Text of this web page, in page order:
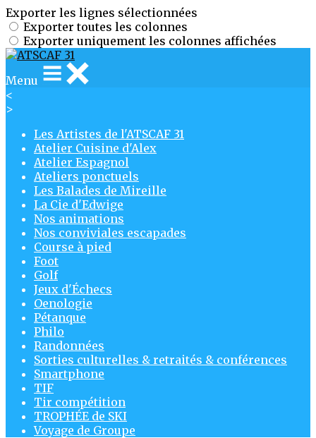
Exporter les lignes sélectionnées
Exporter toutes les colonnes
Exporter uniquement les colonnes affichées
Menu
<
>
Les Artistes de l'ATSCAF 31
Atelier Cuisine d'Alex
Atelier Espagnol
Ateliers ponctuels
Les Balades de Mireille
La Cie d'Edwige
Nos animations
Nos conviviales escapades
Course à pied
Foot
Golf
Jeux d'Échecs
Oenologie
Pétanque
Philo
Randonnées
Sorties culturelles & retraités & conférences
Smartphone
TIF
Tir compétition
TROPHÉE de SKI
Voyage de Groupe